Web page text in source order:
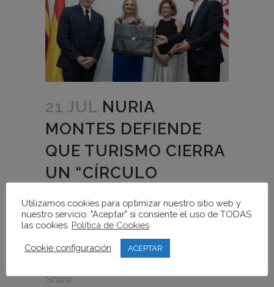
21 JUL NURIA
MONTES DEFIENDE
QUE TURISMO CIERRA
UN “CÍRCULO
CONSELLERIA TRAS
LOS ATAQUES AL
in,, Share
Utilizamos cookies para optimizar nuestro sitio web y
nuestro servicio. "Aceptar" si consiente el uso de TODAS
las cookies. Política de Cookies
Cookie configuración ACEPTAR